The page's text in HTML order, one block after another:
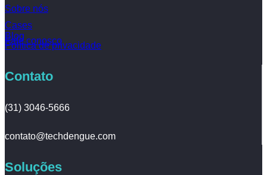
Sobre nós
Cases
Blog
Fale conosco
Política de privacidade
Contato
(31) 3046-5666
contato@techdengue.com
Soluções